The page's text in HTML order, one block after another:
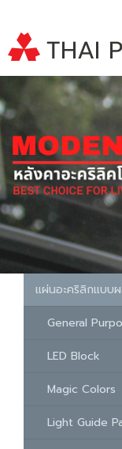
แผ่นอะคริลิกแบบ
General
LED Block
Magic Colors
Light Guide